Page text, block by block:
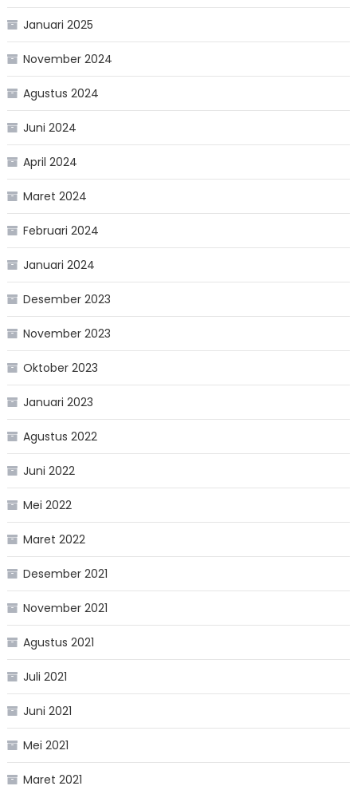
Januari 2025
November 2024
Agustus 2024
Juni 2024
April 2024
Maret 2024
Februari 2024
Januari 2024
Desember 2023
November 2023
Oktober 2023
Januari 2023
Agustus 2022
Juni 2022
Mei 2022
Maret 2022
Desember 2021
November 2021
Agustus 2021
Juli 2021
Juni 2021
Mei 2021
Maret 2021